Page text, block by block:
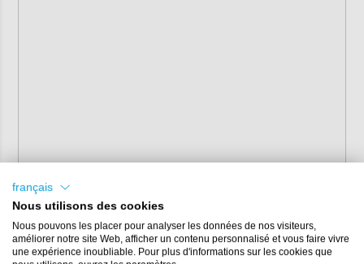
français
Nous utilisons des cookies
Nous pouvons les placer pour analyser les données de nos visiteurs,
améliorer notre site Web, afficher un contenu personnalisé et vous faire vivre
une expérience inoubliable. Pour plus d'informations sur les cookies que